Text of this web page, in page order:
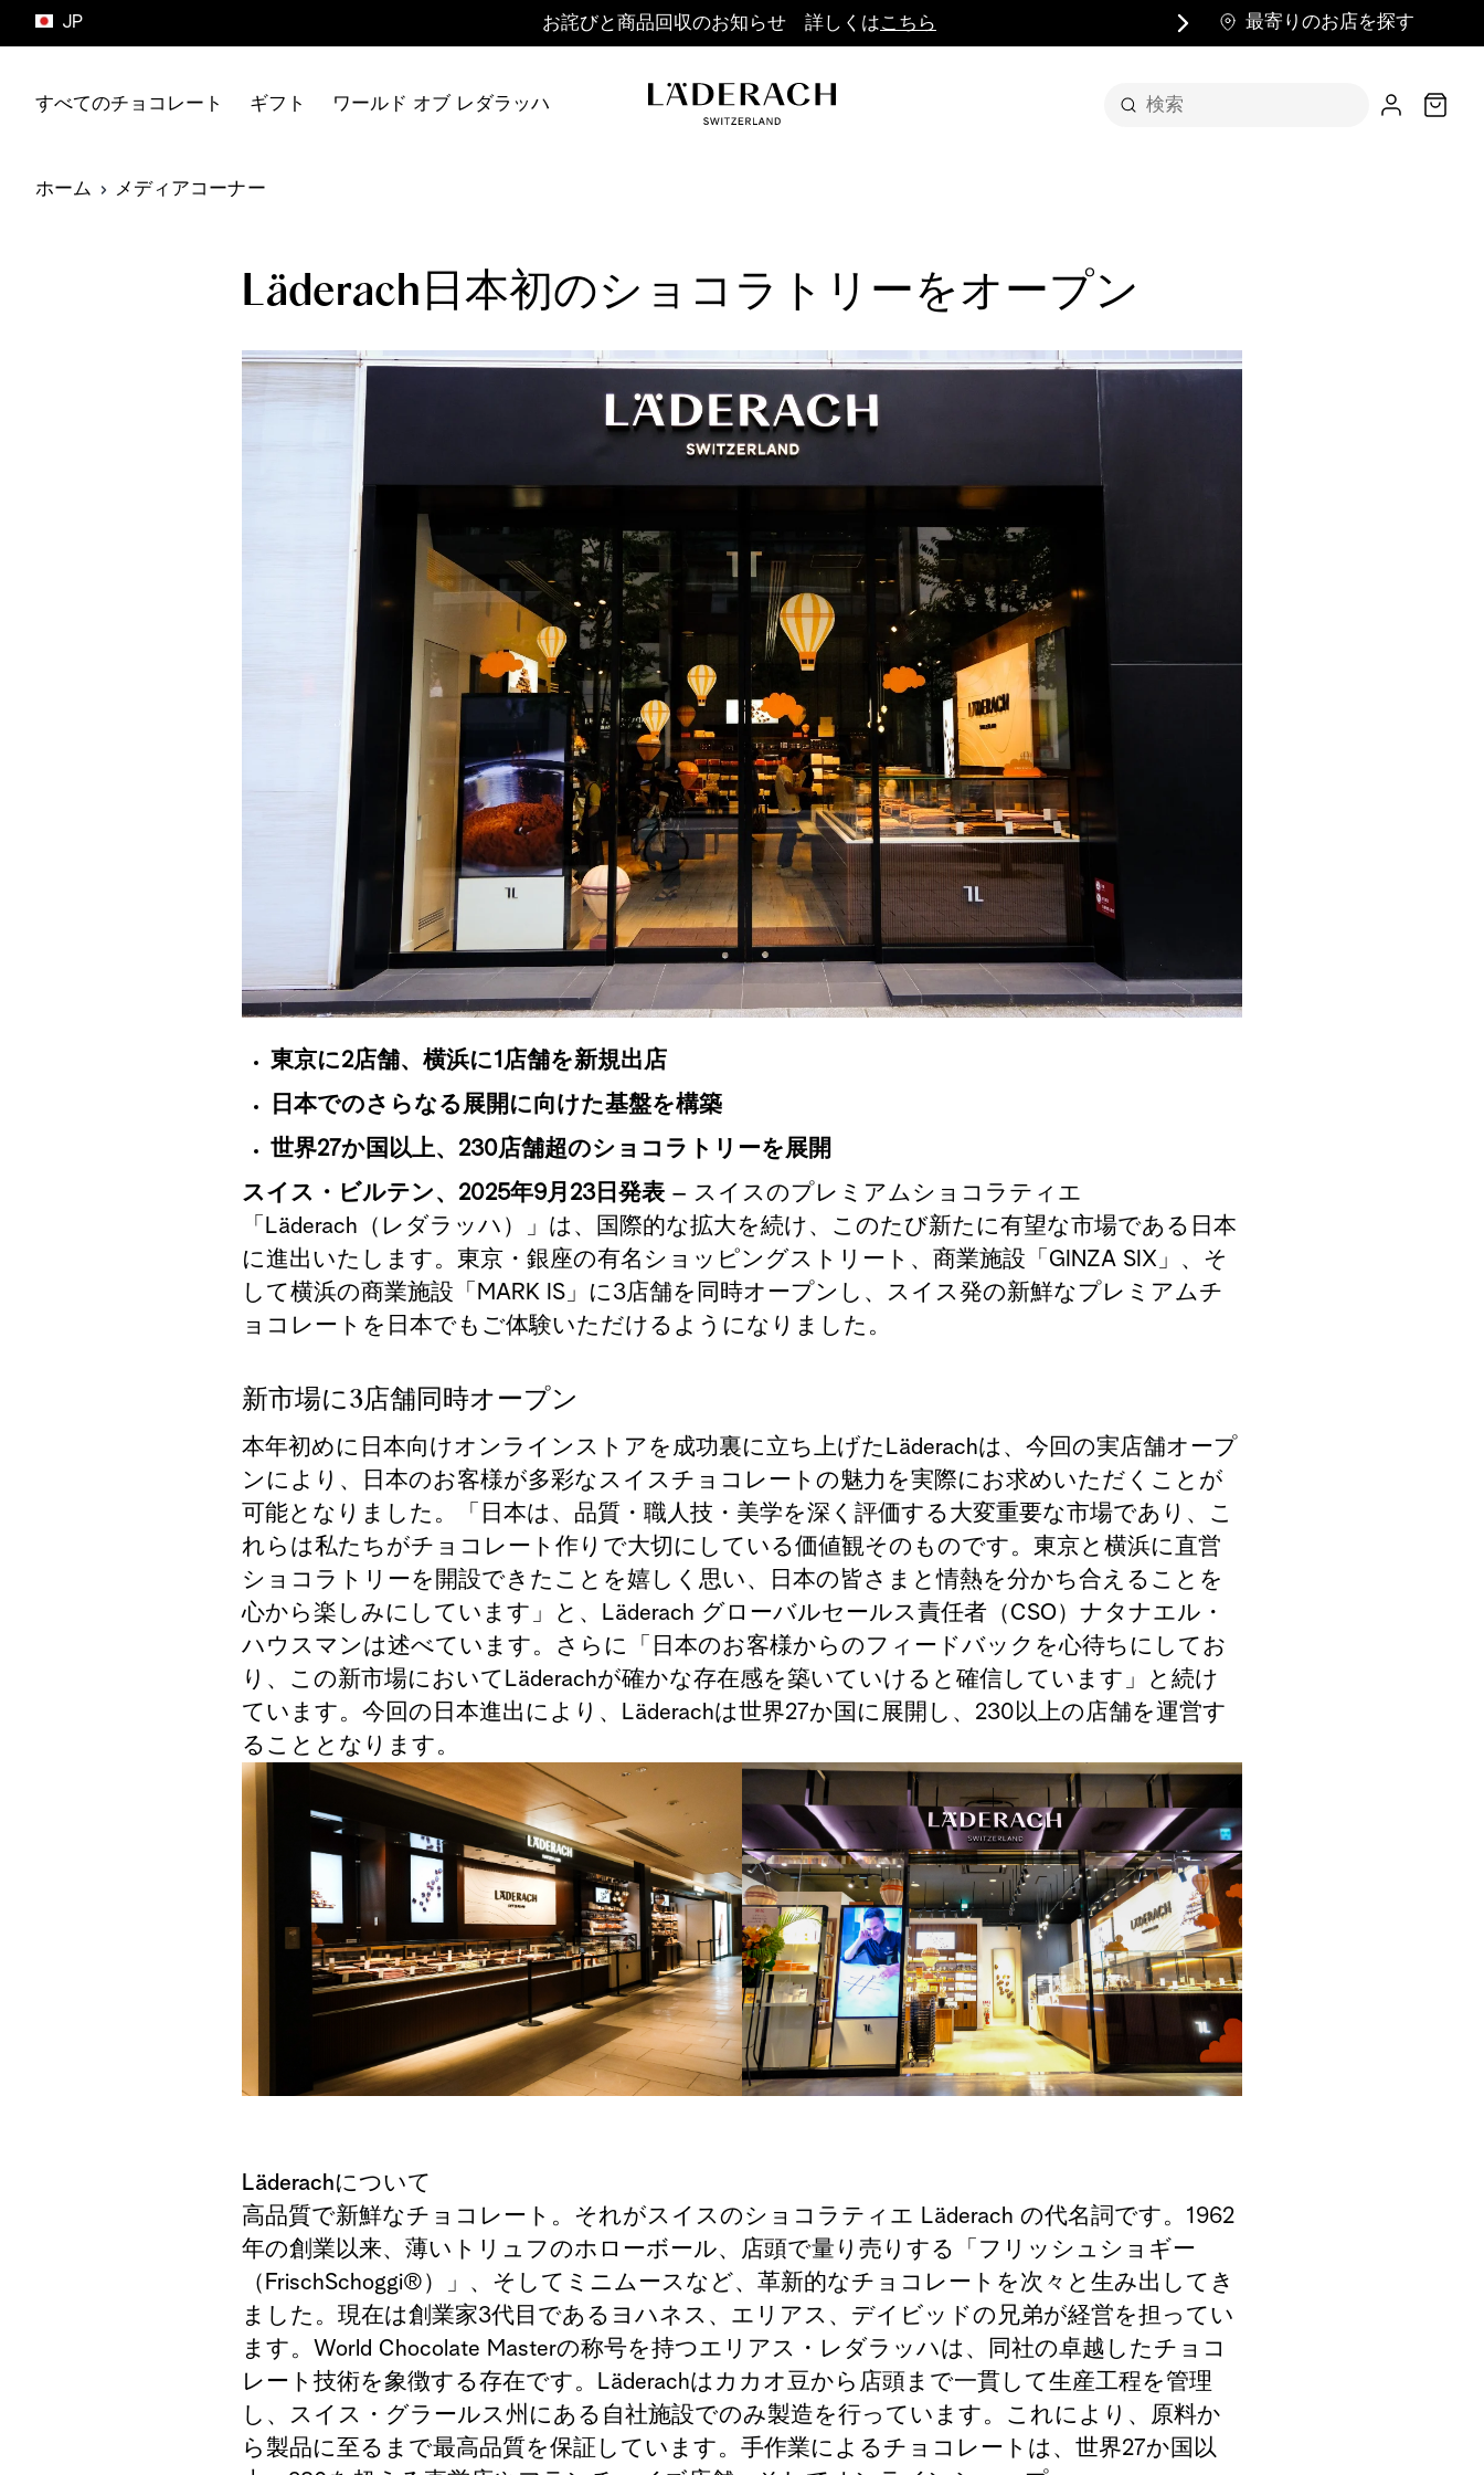
JP お詫びと商品回収のお知らせ 詳しくはこちら 最寄りのお店を探す
すべてのチョコレート
商品の種類
ダークチョコレート
洋酒を含むチョコレート
おいしさをシェア
ギフト
すべてのギフト
手仕上げで飾られた上質なプラ
リネ
ワールド オブ レダラッハ
ワールド オブ レダラッハ
ワールド チョコレート マ
チョコレート-それはまさにアート
カート
ホーム メディアコーナー
Läderach日本初のショコラトリーをオープン
東京に2店舗、横浜に1 店舗を新規出店
日本でのさらなる展開に向けた基盤を構築
世界27か国以上、 230店舗超のショコラトリーを展開
スイス ・ビルテン、 2025年9月 23日発表– スイスのプレミアムショコラティエ
「 Läderach （レダラッハ）」は、国際的な拡大を続け、このたび新たに有望な市場である日本
に進出いたします。東京 ・銀座の有名ショッピングストリート、商業施設「 GINZA SIX」、そ
して横浜の商業施設「 MARK IS」に 3店舗を同時オープンし、スイス発の新鮮なプレミアムチ
ョコレートを日本でもご体験いただけるようになりました。
新市場に3店舗同時オープン
本年初めに日本向けオンラインストアを成功裏に立ち上げた Läderachは、今回の実店舗オープ
ンにより、日本のお客様が多彩なスイスチョコレートの魅力を実際にお求めいただくことが
可能となりました。
「日本は、品質 ・職人技・美学を深く評価する大変重要な市場であり、こ
れらは私たちがチョコレート作りで大切にしている価値観そのものです。東京と横浜に直営
ショコラトリーを開設できたことを嬉しく思い、日本の皆さまと情熱を分かち合えることを
心から楽しみにしています」と、
Läderach グローバルセールス責任者（ CSO）ナタナエル ・
ハウスマンは述べています。さらに「日本のお客様からのフィードバックを心待ちにしてお
り、この新市場において Läderachが確かな存在感を築いていけると確信しています」と続け
ています。 今回の日本進出により、 Läderachは世界27か国に展開し、 230 以上の店舗を運営す
ることとなります。
Läderachについて
高品質で新鮮なチョコレート。それがスイスのショコラティエ Läderach の代名詞です。 1962
年の創業以来、薄いトリュフのホローボール、店頭で量り売りする「フリッシュショギー
（ FrischSchoggi® ）」、そしてミニムースなど、革新的なチョコレートを次々と生み出してき
ました。 現在は創業家3代目であるヨハネス、エリアス、デイビッドの兄弟が経営を担ってい
ます。 World Chocolate Masterの称号を持つエリアス ・レダラッハは、同社の卓越したチョコ
レート技術を象徴する存在です。
Läderachはカカオ豆から店頭まで一貫して生産工程を管理
し、スイス ・グラールス州にある自社施設でのみ製造を行っています。これにより、原料か
ら製品に至るまで最高品質を保証しています。手作業によるチョコレートは、世界27か国以